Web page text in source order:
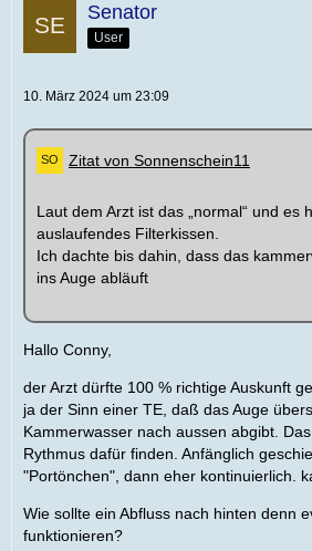
Senator
User
10. März 2024 um 23:09
Zitat von Sonnenschein11
Laut dem Arzt ist das „normal“ und es
auslaufendes Filterkissen.
Ich dachte bis dahin, dass das
ins Auge abläuft
Hallo Conny,
der Arzt dürfte 100 % richtige Auskunft
ja der Sinn einer TE, daß das Auge
Kammerwasser nach aussen abgibt.
Rythmus dafür finden. Anfänglich
"Portönchen", dann eher kontinuierlich.
Wie sollte ein Abfluss nach hinten denn
funktionieren?